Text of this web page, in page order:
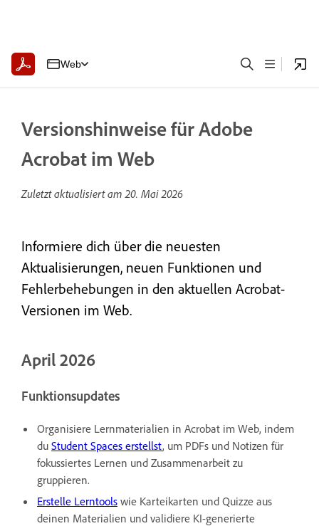
Web
Versionshinweise für Adobe
Acrobat im Web
Zuletzt aktualisiert am20. Mai 2026
Informiere dich über die neuesten
Aktualisierungen, neuen Funktionen und
Fehlerbehebungen in den aktuellen Acrobat-
Versionen im Web.
April 2026
Funktionsupdates
Organisiere Lernmaterialien in Acrobat im Web, indem
du Student Spaces erstellst, um PDFs und Notizen für
fokussiertes Lernen und Zusammenarbeit zu
gruppieren.
Erstelle Lerntools wie Karteikarten und Quizze aus
deinen Materialien und validiere KI-generierte